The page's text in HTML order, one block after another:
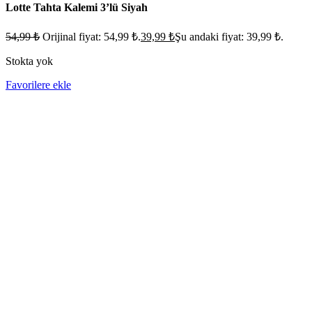
Lotte Tahta Kalemi 3’lü Siyah
54,99₺ Orijinal fiyat: 54,99 ₺.39,99 ₺Şu andaki fiyat: 39,99 ₺.
Stokta yok
Favorilere ekle